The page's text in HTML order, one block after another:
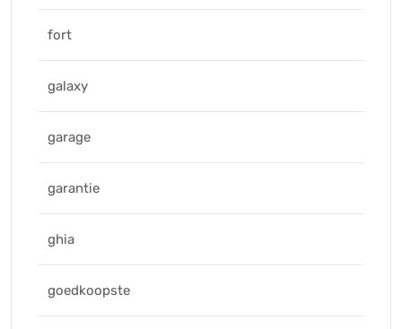
fort
galaxy
garage
garantie
ghia
goedkoopste